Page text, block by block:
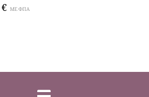
€ ΜΕ ΦΠΑ